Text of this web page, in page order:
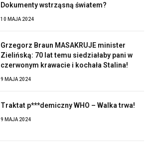
Dokumenty wstrząsną światem?
10 MAJA 2024
Grzegorz Braun MASAKRUJE minister
Zielińską: 70 lat temu siedziałaby pani w
czerwonym krawacie i kochała Stalina!
9 MAJA 2024
Traktat p***demiczny WHO – Walka trwa!
9 MAJA 2024